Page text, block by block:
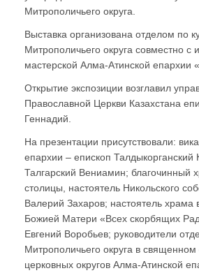
Митрополичьего округа.
Выставка организована отделом по
Митрополичьего округа совместно с
мастерской Алма-Атинской епархии
Открытие экспозиции возглавил
Православной Церкви Казахстана
Геннадий.
На презентации присутствовали:
епархии – епископ Талдыкорганский
Талгарский Вениамин; благочинный
столицы, настоятель Никольского
Валерий Захаров; настоятель храма
Божией Матери «Всех скорбящих
Евгений Воробьев; руководители
Митрополичьего округа в
церковных округов Алма-Атинской